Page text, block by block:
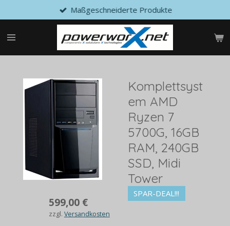
Hauptinhalt
springen
Maßgeschneiderte Produkte
Komplettsyst
em AMD
Ryzen 7
5700G, 16GB
RAM, 240GB
SSD, Midi
Tower
SPAR-DEAL!!!
599,00 €
zzgl. Versandkosten